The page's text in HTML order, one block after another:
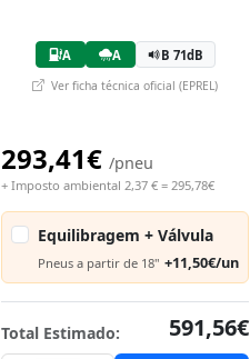
A A B 71dB
Ver ficha técnica oficial (EPREL)
293,41€ /pneu
+ Imposto ambiental 2,37 € = 295,78€
Equilibragem + Válvula
Pneus a partir de 18" +11,50€/un
Total Estimado:
591,56€